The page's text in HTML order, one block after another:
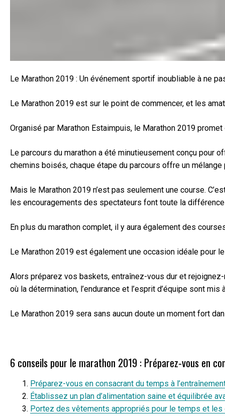
Le Marathon 2019 : Un événement sportif inoubliable à ne
Le Marathon 2019 est sur le point de commencer, et les
Organisé par Marathon Estaimpuis, le Marathon 2019
Le parcours du marathon a été minutieusement conçu pour
chemins boisés, chaque étape du parcours offre un
Mais le Marathon 2019 n’est pas seulement une course.
les encouragements des spectateurs font toute la
En plus du marathon complet, il y aura également des
Le Marathon 2019 est également une occasion idéale pour
Alors préparez vos baskets, entraînez-vous dur et
où la détermination, l’endurance et l’esprit d’équipe sont mis
Le Marathon 2019 sera sans aucun doute un moment fort
6 conseils pour le marathon 2019 : Préparez-vous en
Préparez-vous en consacrant du temps à
Établissez un plan d’alimentation saine et équilibrée
Portez des vêtements appropriés pour le temps et